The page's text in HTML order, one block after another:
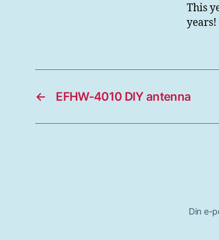
This
years!
← EFHW-4010 DIY antenna
Din e-